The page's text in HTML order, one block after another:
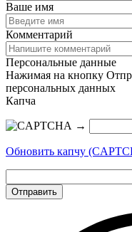
Ваше имя
Комментарий
Персональные данные
Нажимая на кнопку
персональных данных
Капча
→
Обновить капчу
Отправить